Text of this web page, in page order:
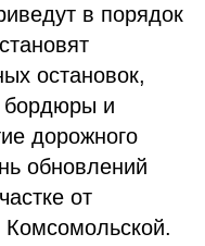
в порядок
остановок,
бордюры и
дорожного
обновлений
от